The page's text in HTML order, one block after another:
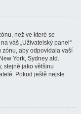
než ve které se
váš „Uživatelský panel“
zónu, aby odpovídala vaší
York, Sydney atd.
stejně jako většinu
Pokud ještě nejste